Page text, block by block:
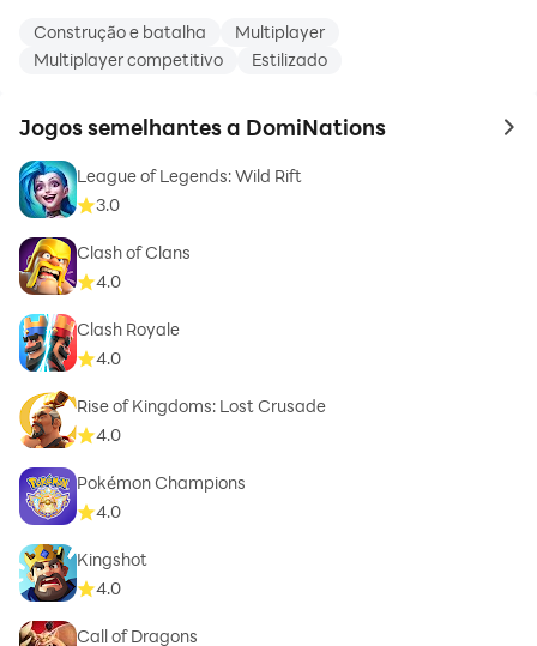
Construção e batalha
Multiplayer
Multiplayer competitivo
Estilizado
Jogos semelhantes a DomiNations to
League of Legends: Wild Rift
3.0
Clash of Clans
4.0
Clash Royale
4.0
Rise of Kingdoms: Lost Crusade
4.0
Pokémon Champions
4.0
Kingshot
4.0
Call of Dragons